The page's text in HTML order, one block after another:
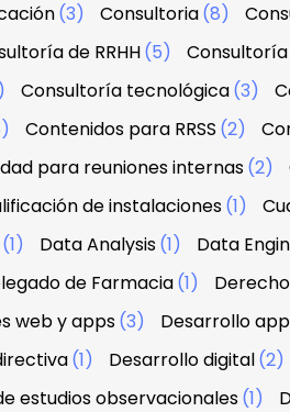
(3) Consultoria(8)
de RRHH(5)
Consultoría tecnológica(3)
Contenidos para RRSS (2)
para reuniones internas(2)
de instalaciones(1)
(1) Data Analysis(1) Data
de Farmacia(1)
web y apps(3) Desarrollo
(1) Desarrollo digital(2)
estudios observacionales(1)